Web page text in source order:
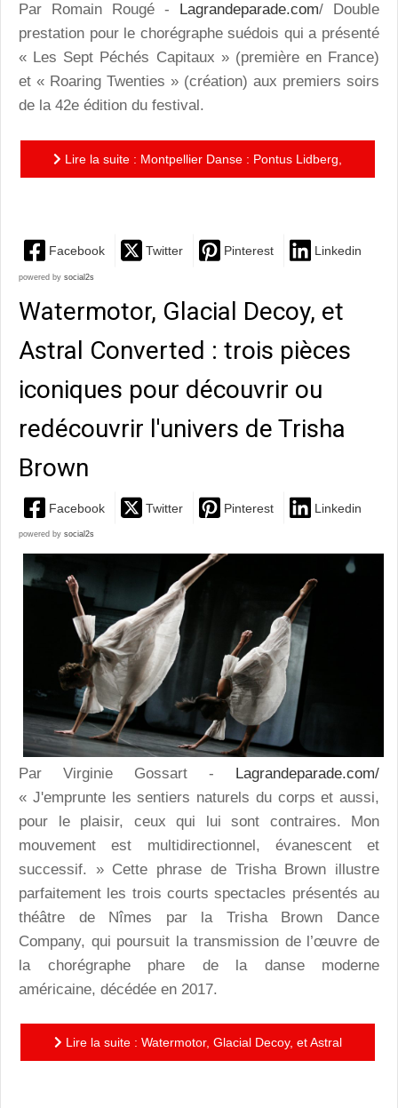
Par Romain Rougé - Lagrandeparade.com/ Double
prestation pour le chorégraphe suédois qui a présenté
« Les Sept Péchés Capitaux » (première en France)
et « Roaring Twenties » (création) aux premiers soirs
de la 42e édition du festival.
Lire la suite : Montpellier Danse : Pontus Lidberg,
Facebook Twitter Pinterest Linkedin
powered by social2s
Watermotor, Glacial Decoy, et
Astral Converted : trois pièces
iconiques pour découvrir ou
redécouvrir l'univers de Trisha
Brown
Facebook Twitter Pinterest Linkedin
powered by social2s
Par Virginie Gossart - Lagrandeparade.com/
« J'emprunte les sentiers naturels du corps et aussi,
pour le plaisir, ceux qui lui sont contraires. Mon
mouvement est multidirectionnel, évanescent et
successif. » Cette phrase de Trisha Brown illustre
parfaitement les trois courts spectacles présentés au
théâtre de Nîmes par la Trisha Brown Dance
Company, qui poursuit la transmission de l’œuvre de
la chorégraphe phare de la danse moderne
américaine, décédée en 2017.
Lire la suite : Watermotor, Glacial Decoy, et Astral